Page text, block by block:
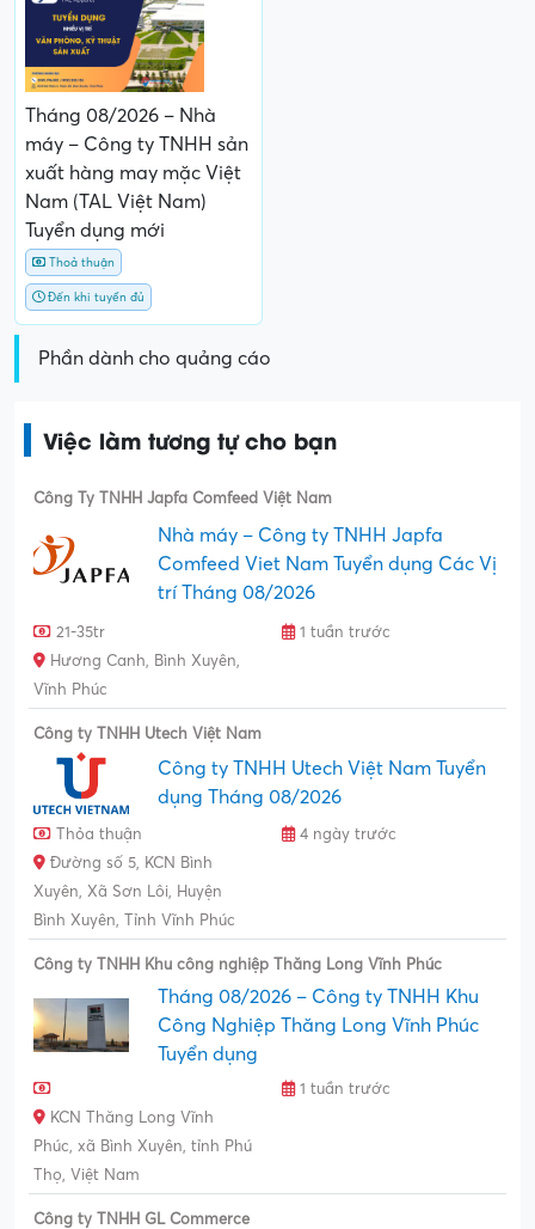
Tháng 08/2026 – Nhà
máy – Công ty TNHH sản
xuất hàng may mặc Việt
Nam (TAL Việt Nam)
Tuyển dụng mới
Thoả thuận
Đến khi tuyển đủ
Phần dành cho quảng cáo
Việc làm tương tự cho bạn
Công Ty TNHH Japfa Comfeed Việt Nam
Nhà máy – Công ty TNHH Japfa
Comfeed Viet Nam Tuyển dụng Các Vị
trí Tháng 08/2026
21-35tr
1 tuần trước
Hương Canh, Bình Xuyên,
Vĩnh Phúc
Công ty TNHH Utech Việt Nam
Công ty TNHH Utech Việt Nam Tuyển
dụng Tháng 08/2026
Thỏa thuận
4 ngày trước
Đường số 5, KCN Bình
Xuyên, Xã Sơn Lôi, Huyện
Bình Xuyên, Tỉnh Vĩnh Phúc
Công ty TNHH Khu công nghiệp Thăng Long Vĩnh Phúc
Tháng 08/2026 – Công ty TNHH Khu
Công Nghiệp Thăng Long Vĩnh Phúc
Tuyển dụng
1 tuần trước
KCN Thăng Long Vĩnh
Phúc, xã Bình Xuyên, tỉnh Phú
Thọ, Việt Nam
Công ty TNHH GL Commerce